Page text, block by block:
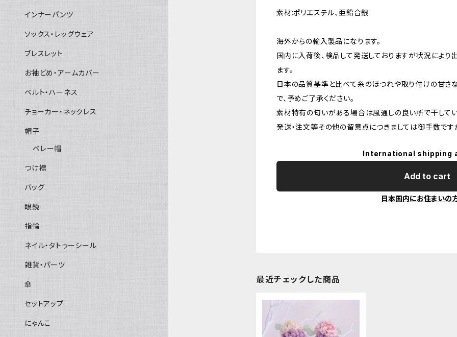
素材:ポリエステル、亜鉛合銀
海外からの輸入製品になります。
国内に入荷後、検品して発送しておりますが状況によ
ます。
日本の品質基準と比べて糸のほつれや取り付けの甘さ
で、予めご了承ください。
素材特有の匂いがある場合は風通しの良い所で干して
発送・注文等その他の留意点につきましては御手数で
International shipping
Add to cart
日本国内にお住まいの
最近チェックした商品
インナーパンツ
ソックス・レッグウェア
ブレスレット
お袖どめ・アームカバー
ベルト・ハーネス
チョーカー・ネックレス
帽子
ベレー帽
つけ襟
バッグ
眼鏡
指輪
ネイル・タトゥーシール
雑貨・パーツ
傘
セットアップ
にゃんこ